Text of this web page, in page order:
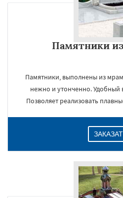
Памятники
Памятники, выполнены из
нежно и утонченно. Удобный
Позволяет реализовать